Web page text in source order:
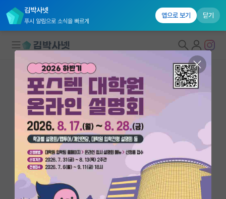
김박사넷
푸시 알림으로 소식을 빠르게
앱으로 보기 닫기
대학원생 모집
국내대학원 정보
연구실&오픈랩
연구실&오픈랩 홈
오픈랩 전체보기
PI 회원 신청
조교수
한국에너지공과대학교 에너지공학부